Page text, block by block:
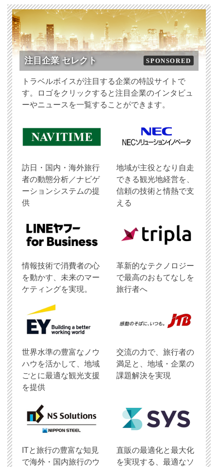
注目企業 セレクト SPONSORED
トラベルボイスが注目する企業の特設サイトで
す。ロゴをクリックすると注目企業のインタビュ
ーやニュースを一覧することができます。
訪日・国内・海外旅行
者の動態分析／ナビゲ
ーションシステムの提
供
地域が主役となり自走
できる観光地経営を、
信頼の技術と情熱で支
える
情報技術で消費者の心
を動かす、未来のマー
ケティングを実現。
革新的なテクノロジー
で最高のおもてなしを
旅行者へ
世界水準の豊富なノウ
ハウを活かして、地域
ごとに最適な観光支援
を提供
交流の力で、旅行者の
満足と、地域・企業の
課題解決を実現
ITと旅行の豊富な知見
で海外・国内旅行のウ
直販の最適化と最大化
を実現する、最適なソ